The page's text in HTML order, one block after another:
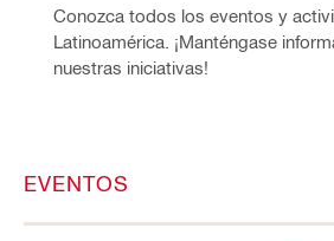
Conozca todos los eventos y
Latinoamérica. ¡Manténgase
nuestras iniciativas!
EVENTOS